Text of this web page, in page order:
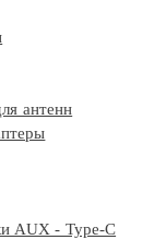
антенн
AUX - Type-C